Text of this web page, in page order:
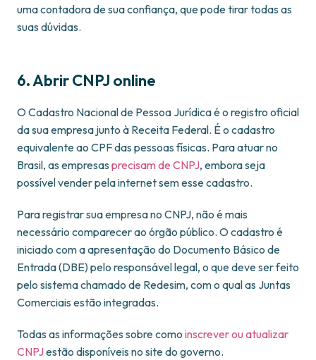
uma contadora de sua confiança, que pode tirar todas as
suas dúvidas.
6. Abrir CNPJ online
O Cadastro Nacional de Pessoa Jurídica é o registro oficial
da sua empresa junto à Receita Federal. É o cadastro
equivalente ao CPF das pessoas físicas. Para atuar no
Brasil, as empresas precisam de CNPJ, embora seja
possível vender pela internet sem esse cadastro.
Para registrar sua empresa no CNPJ, não é mais
necessário comparecer ao órgão público. O cadastro é
iniciado com a apresentação do Documento Básico de
Entrada (DBE) pelo responsável legal, o que deve ser feito
pelo sistema chamado de Redesim, com o qual as Juntas
Comerciais estão integradas.
Todas as informações sobre como inscrever ou atualizar
CNPJestão disponíveis no site do governo.